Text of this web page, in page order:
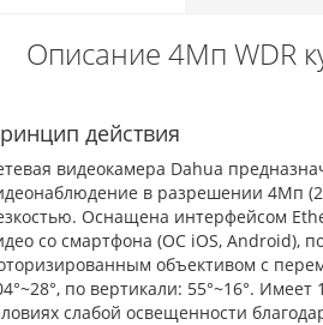
Описание 4Mп WDR
действия
видеокамера Dahua
в разрешении 4Мп
Оснащена интерфейсом
со смартфона (ОС iOS, Android),
объективом с
по вертикали: 55°~16°.
слабой освещенности